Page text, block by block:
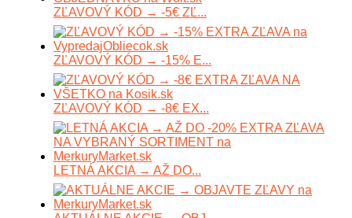
ZĽAVOVÝ KÓD → -5€ ZĽ...
ZĽAVOVÝ KÓD → -15% E...
ZĽAVOVÝ KÓD → -8€ EX...
LETNÁ AKCIA → AŽ DO...